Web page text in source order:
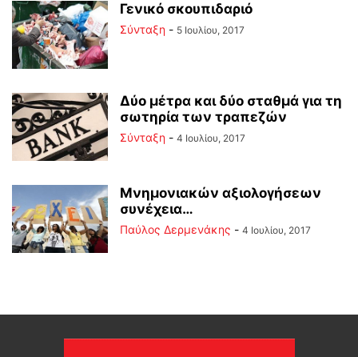
Γενικό σκουπιδαριό
Σύνταξη - 5 Ιουλίου, 2017
Δύο μέτρα και δύο σταθμά για τη
σωτηρία των τραπεζών
Σύνταξη - 4 Ιουλίου, 2017
Μνημονιακών αξιολογήσεων
συνέχεια…
Παύλος Δερμενάκης - 4 Ιουλίου, 2017